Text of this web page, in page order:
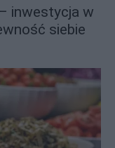
inwestycja w
siebie